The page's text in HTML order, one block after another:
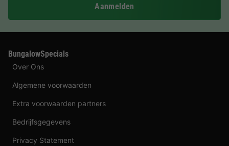
Aanmelden
BungalowSpecials
Over Ons
Algemene voorwaarden
Extra voorwaarden partners
Bedrijfsgegevens
Privacy Statement